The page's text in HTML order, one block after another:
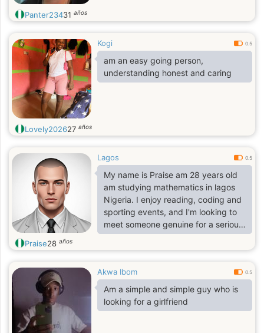
Panter23431 años
Kogi 0.5
am an easy going person,
understanding honest and caring
Lovely202627 años
Lagos 0.5
My name is Praise am 28 years old
am studying mathematics in lagos
Nigeria. I enjoy reading, coding and
sporting events, and I'm looking to
meet someone genuine for a serious
relationship. I'd describe myself as
easygoing, curious, ambitious
Praise28 años
Akwa Ibom 0.5
Am a simple and simple guy who is
looking for a girlfriend